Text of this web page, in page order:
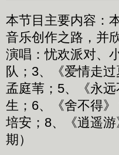
本节目主要内容：
音乐创作之路，并
演唱：忧欢派对、
队；3、《爱情走
孟庭苇；5、《永
生；6、《舍不得
培安；8、《逍遥
期）